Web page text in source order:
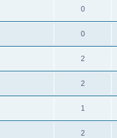
0
0
2
2
1
2